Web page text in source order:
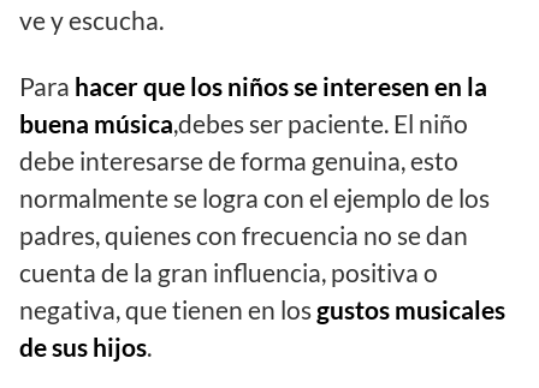
ve y escucha.
Para hacer que los niños se interesen en la
buena música,debes ser paciente. El niño
debe interesarse de forma genuina, esto
normalmente se logra con el ejemplo de los
padres, quienes con frecuencia no se dan
cuenta de la gran influencia, positiva o
negativa, que tienen en losgustos musicales
de sus hijos.